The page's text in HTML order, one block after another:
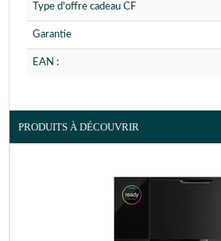
Type d'offre cadeau CF
Garantie
EAN :
PRODUITS À DÉCOUVRIR